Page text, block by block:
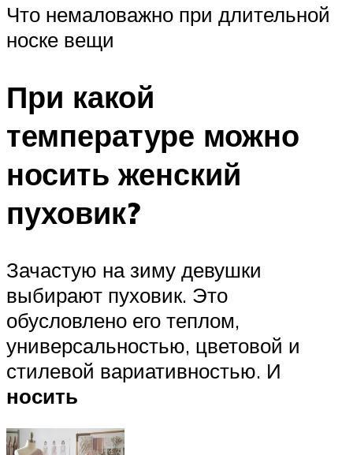
Что немаловажно при длительной
носке вещи
При какой
температуре можно
носить женский
пуховик?
Зачастую на зиму девушки
выбирают пуховик. Это
обусловлено его теплом,
универсальностью, цветовой и
стилевой вариативностью. И
носить